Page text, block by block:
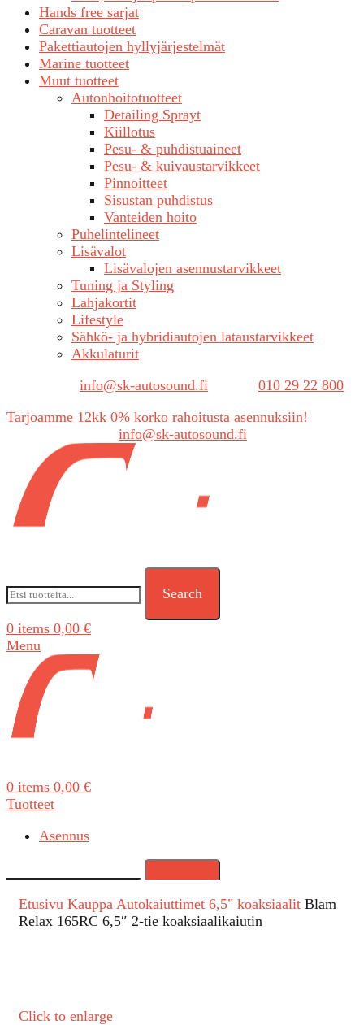
Hands free sarjat
Caravan tuotteet
Pakettiautojen hyllyjärjestelmät
Marine tuotteet
Muut tuotteet
Autonhoitotuotteet
Detailing Sprayt
Kiillotus
Pesu- & puhdistuaineet
Pesu- & kuivaustarvikkeet
Pinnoitteet
Sisustan puhdistus
Vanteiden hoito
Puhelintelineet
Lisävalot
Lisävalojen asennustarvikkeet
Tuning ja Styling
Lahjakortit
Lifestyle
Sähkö- ja hybridiautojen lataustarvikkeet
Akkulaturit
info@sk-autosound.fi
010 29 22 800
Tarjoamme 12kk 0% korko rahoitusta asennuksiin!
info@sk-autosound.fi
Search
0 items 0,00 €
Menu
0 items 0,00 €
Tuotteet
Asennus
Etusivu Kauppa Autokaiuttimet 6,5" koaksiaalit Blam
Relax 165RC 6,5″ 2-tie koaksiaalikaiutin
Click to enlarge